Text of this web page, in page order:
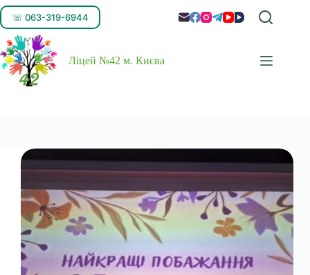
☏ 063-319-6944
Ліцей №42 м. Києва